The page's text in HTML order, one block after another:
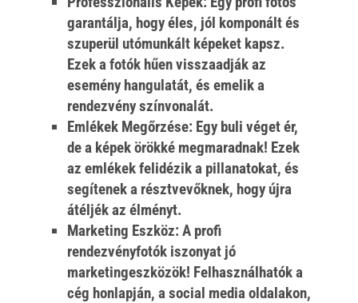
garantálja, hogy éles, jól komponált és
szuperül utómunkált képeket kapsz.
Ezek a fotók hűen visszaadják az
esemény hangulatát, és emelik a
rendezvény színvonalát.
Emlékek Megőrzése:Egy buli véget ér,
de a képek örökké megmaradnak! Ezek
az emlékek felidézik a pillanatokat, és
segítenek a résztvevőknek, hogy újra
átéljék az élményt.
Marketing Eszköz:A profi
rendezvényfotókiszonyat jó
marketingeszközök! Felhasználhatók a
cég honlapján, a social media oldalakon,